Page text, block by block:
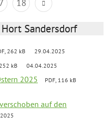
18
Sandersdorf
262 kB 29.04.2025
kB 04.04.2025
2025
PDF, 116 kB
auf den